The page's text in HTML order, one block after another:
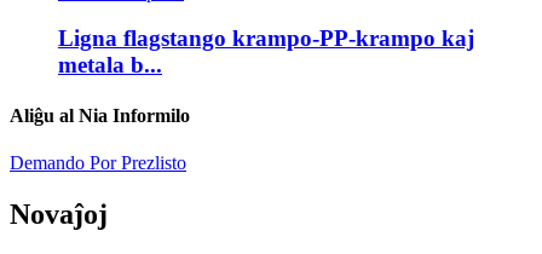
Ligna flagstango krampo-PP-krampo kaj
metala b...
Aliĝu al Nia Informilo
Demando Por Prezlisto
Novaĵoj